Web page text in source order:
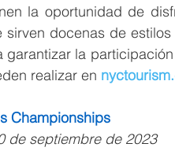
la oportunidad de
sirven docenas de
garantizar la
realizar en
Championships
de septiembre de 2023